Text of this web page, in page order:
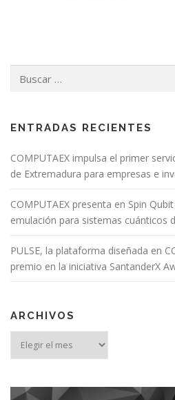
ENTRADAS RECIENTES
COMPUTAEX impulsa el primer
de Extremadura para empresas e
COMPUTAEX presenta en Spin
emulación para sistemas cuánticos
PULSE, la plataforma diseñada en
premio en la iniciativa SantanderX
ARCHIVOS